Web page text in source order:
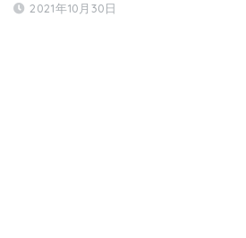
2021年10月30日